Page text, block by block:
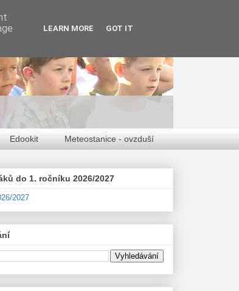
Edookit Meteostanice - ovzduší
do 1. ročníku 2026/2027
2027
LEARN MORE GOT IT